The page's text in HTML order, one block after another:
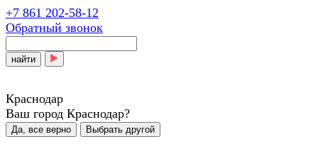
+7 861 202-58-12
Обратный звонок
найти
Краснодар
Ваш город Краснодар?
Да, все верно Выбрать другой